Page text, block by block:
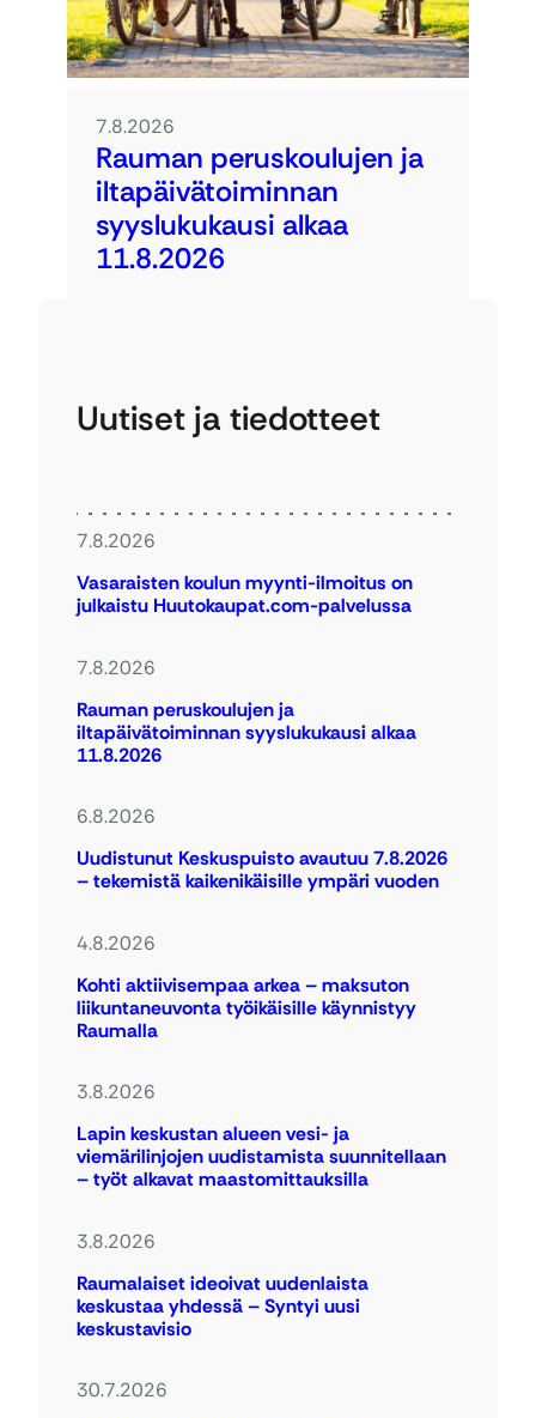
7.8.2026
Rauman peruskoulujen ja
iltapäivätoiminnan
syyslukukausi alkaa
11.8.2026
Uutiset ja tiedotteet
7.8.2026
Vasaraisten koulun myynti-ilmoitus on
julkaistu Huutokaupat.com-palvelussa
7.8.2026
Rauman peruskoulujen ja
iltapäivätoiminnan syyslukukausi alkaa
11.8.2026
6.8.2026
Uudistunut Keskuspuisto avautuu 7.8.2026
– tekemistä kaikenikäisille ympäri vuoden
4.8.2026
Kohti aktiivisempaa arkea – maksuton
liikuntaneuvonta työikäisille käynnistyy
Raumalla
3.8.2026
Lapin keskustan alueen vesi- ja
viemärilinjojen uudistamista suunnitellaan
– työt alkavat maastomittauksilla
3.8.2026
Raumalaiset ideoivat uudenlaista
keskustaa yhdessä – Syntyi uusi
keskustavisio
30.7.2026